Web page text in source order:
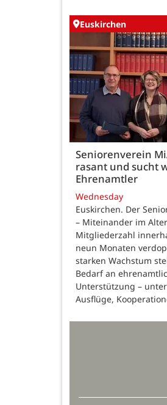
Euskirchen
Seniorenverein
rasant und sucht
Ehrenamtler
Wednesday
Euskirchen. Der
– Miteinander im
Mitgliederzahl
neun Monaten
starken Wachstum
Bedarf an
Unterstützung –
Ausflüge,